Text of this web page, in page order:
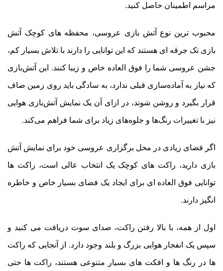
مراسم اطمینان حاصل کنید.
محبوب ترین نوع آتش بازی عروسی، محفظه های کوچک آتش
بازی تک جرقه ای هستند که این توانایی را دارند با تلاش بسیار کم،
جشن عروسی شما را فوق العاده خاص و زیبا کنند. این آتش‌بازی
که نیاز به آماده‌سازی قبلی ندارد، به سادگی باید روی زمین صاف
قرار بگیرد و روشن شوند، در ازای آن یک نمایش آتش‌بازی هوایی
نیز با تغییرات رنگ‌ها و جلوه‌های زیاد برای شما فراهم می‌کند.
اگر فضای زیادی در محل برگزاری عروسی خود برای نمایش آتش
بازی دارید، راکت های کوچک یک انتخاب عالی است، راکت ها
توانایی فوق العاده ای برای ایجاد یک فضای بسیار خاص و خاطره
انگیز دارند.
اول از همه، با بالا رفتن راکت، صدای سوت دریافت می کنید و
سپس یک انفجار هوایی بزرگ و بلند وجود دارد. از آنجایی که راکت
ها در رنگ ها و افکت های بسیار متنوعی هستند، راکت ها حتی